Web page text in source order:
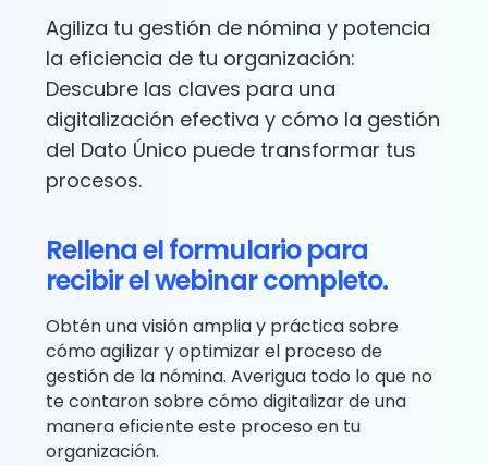
Agiliza tu gestión de nómina y potencia
la eficiencia de tu organización:
Descubre las claves para una
digitalización efectiva y cómo la gestión
del Dato Único puede transformar tus
procesos.
Rellena el formulario para
recibir el webinar completo.
Obtén una visión amplia y práctica sobre
cómo agilizar y optimizar el proceso de
gestión de la nómina. Averigua todo lo que no
te contaron sobre cómo digitalizar de una
manera eficiente este proceso en tu
organización.